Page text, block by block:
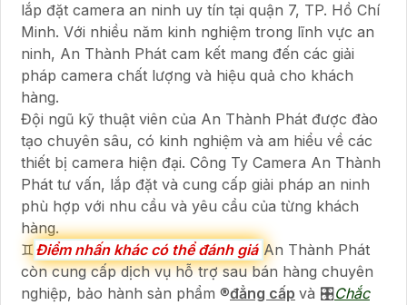
lắp đặt camera an ninh uy tín tại quận 7, TP. Hồ Chí
Minh. Với nhiều năm kinh nghiệm trong lĩnh vực an
ninh, An Thành Phát cam kết mang đến các giải
pháp camera chất lượng và hiệu quả cho khách
hàng.
Đội ngũ kỹ thuật viên của An Thành Phát được đào
tạo chuyên sâu, có kinh nghiệm và am hiểu về các
thiết bị camera hiện đại. Công Ty Camera An Thành
Phát tư vấn, lắp đặt và cung cấp giải pháp an ninh
phù hợp với nhu cầu và yêu cầu của từng khách
hàng.
♊ Điểm nhấn khác có thể đánh giá An Thành Phát
còn cung cấp dịch vụ hỗ trợ sau bán hàng chuyên
nghiệp, bảo hành sản phẩm ®️đẳng cấp và 🎛Chắc